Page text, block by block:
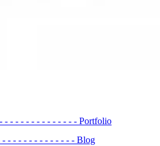
- - - - - - - - - - - - - - Portfolio
- - - - - - - - - - - - - Blog